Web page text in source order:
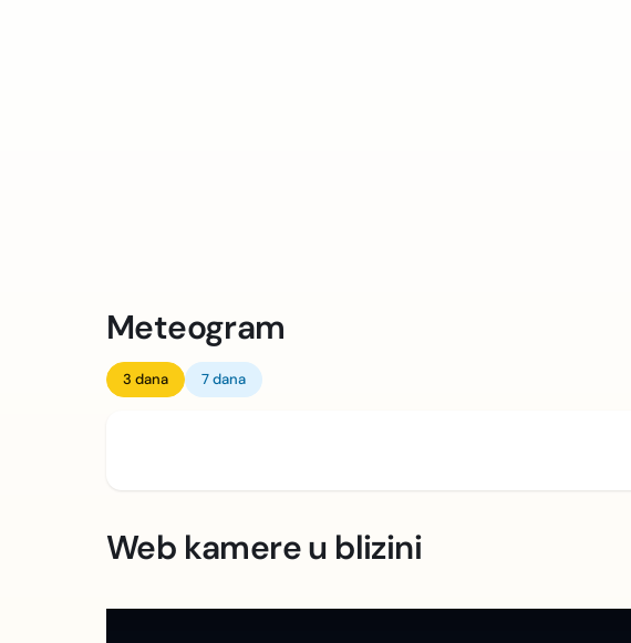
Meteogram
3 dana 7 dana
Web kamere u blizini